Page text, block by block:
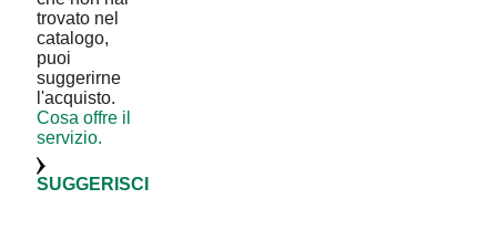
trovato nel
catalogo,
puoi
suggerirne
l'acquisto.
Cosa offre il
servizio.
SUGGERISCI